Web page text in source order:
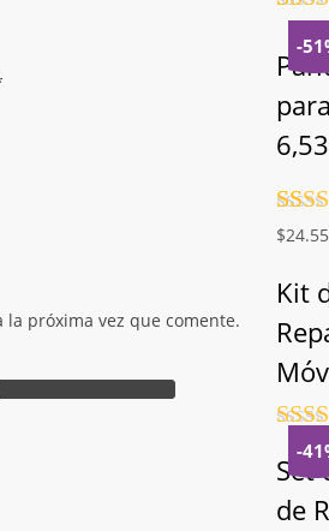
próxima vez que comente.
con
5 en
14
de
-
con
16
de
$
Kit
con
5
-
Set
de